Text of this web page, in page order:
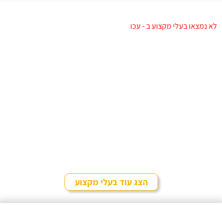
לא נמצאו בעלי מקצוע ב - עכו
הצג עוד בעלי מקצוע